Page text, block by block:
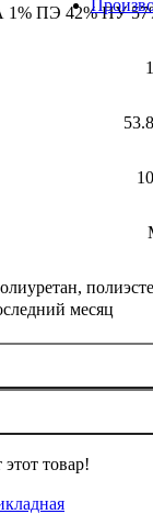
1% ПЭ 42% ПУ
,
месяц
прикладная
товар!